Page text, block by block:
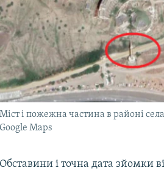
Міст і пожежна частина в районі
Google Maps
Обставини і точна дата зйомки